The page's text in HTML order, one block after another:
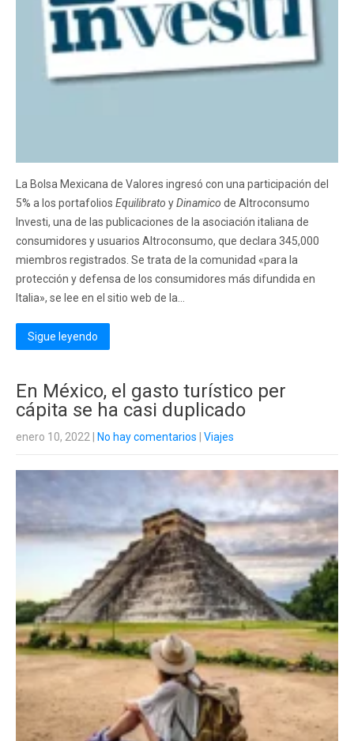
La Bolsa Mexicana de Valores ingresó con una participación del
5% a los portafolios Equilibrato yDinamico de Altroconsumo
Investi, una de las publicaciones de la asociación italiana de
consumidores y usuarios Altroconsumo, que declara 345,000
miembros registrados. Se trata de la comunidad «para la
protección y defensa de los consumidores más difundida en
Italia», se lee en el sitio web de la...
Sigue leyendo
En México, el gasto turístico per
cápita se ha casi duplicado
enero 10, 2022 No hay comentarios Viajes